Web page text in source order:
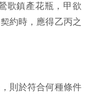
歌鎮產花瓶，甲欲
約時，應得乙丙之
則於符合何種條件